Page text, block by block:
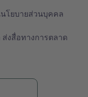
โยบายส่วนบุคคล
งสื่อทางการตลาด